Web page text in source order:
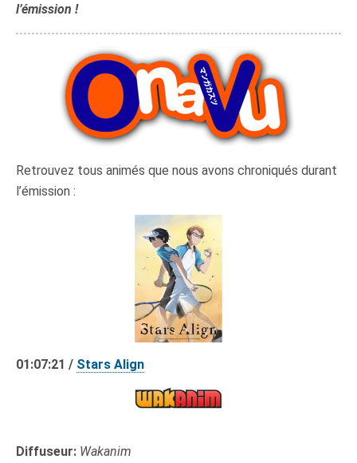
l’émission !
Retrouvez tous animés que nous avons chroniqués durant
l’émission :
01:07:21 / Stars Align
Diffuseur: Wakanim